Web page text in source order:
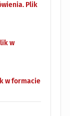
Plik
w
w formacie